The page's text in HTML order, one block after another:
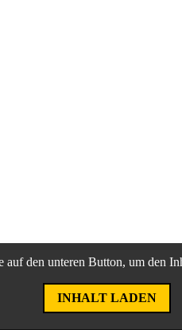
auf den unteren Button, um den
INHALT LADEN